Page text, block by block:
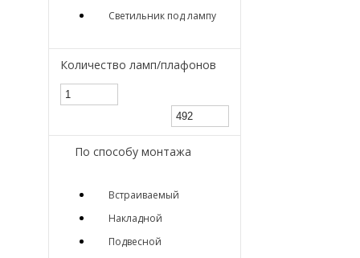
Светильник под лампу
Количество ламп/плафонов
По способу монтажа
Встраиваемый
Накладной
Подвесной